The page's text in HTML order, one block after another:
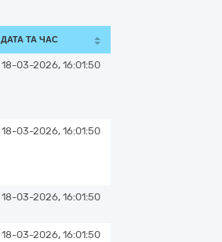
ДАТА ТА ЧАС
18-03-2026, 16:01:50
18-03-2026, 16:01:50
18-03-2026, 16:01:50
18-03-2026, 16:01:50